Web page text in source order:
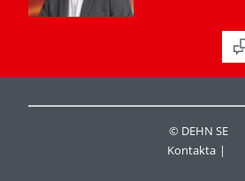
Kontakta
© DEHN SE